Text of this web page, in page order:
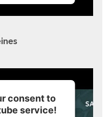
consent to
service!